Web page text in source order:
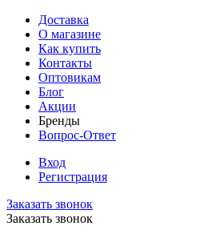
Доставка
О магазине
Как купить
Контакты
Оптовикам
Блог
Акции
Бренды
Вопрос-Ответ
Вход
Регистрация
Заказать звонок
Заказать звонок